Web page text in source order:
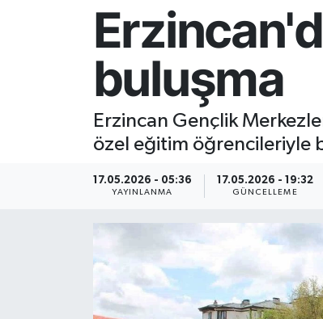
buluşma
Erzincan Gençlik
özel eğitim öğrencileriyle
17.05.2026 - 05:36
YAYINLANMA
17.05.2026 - 19:32
GÜNCELLEME
Resmi İlan